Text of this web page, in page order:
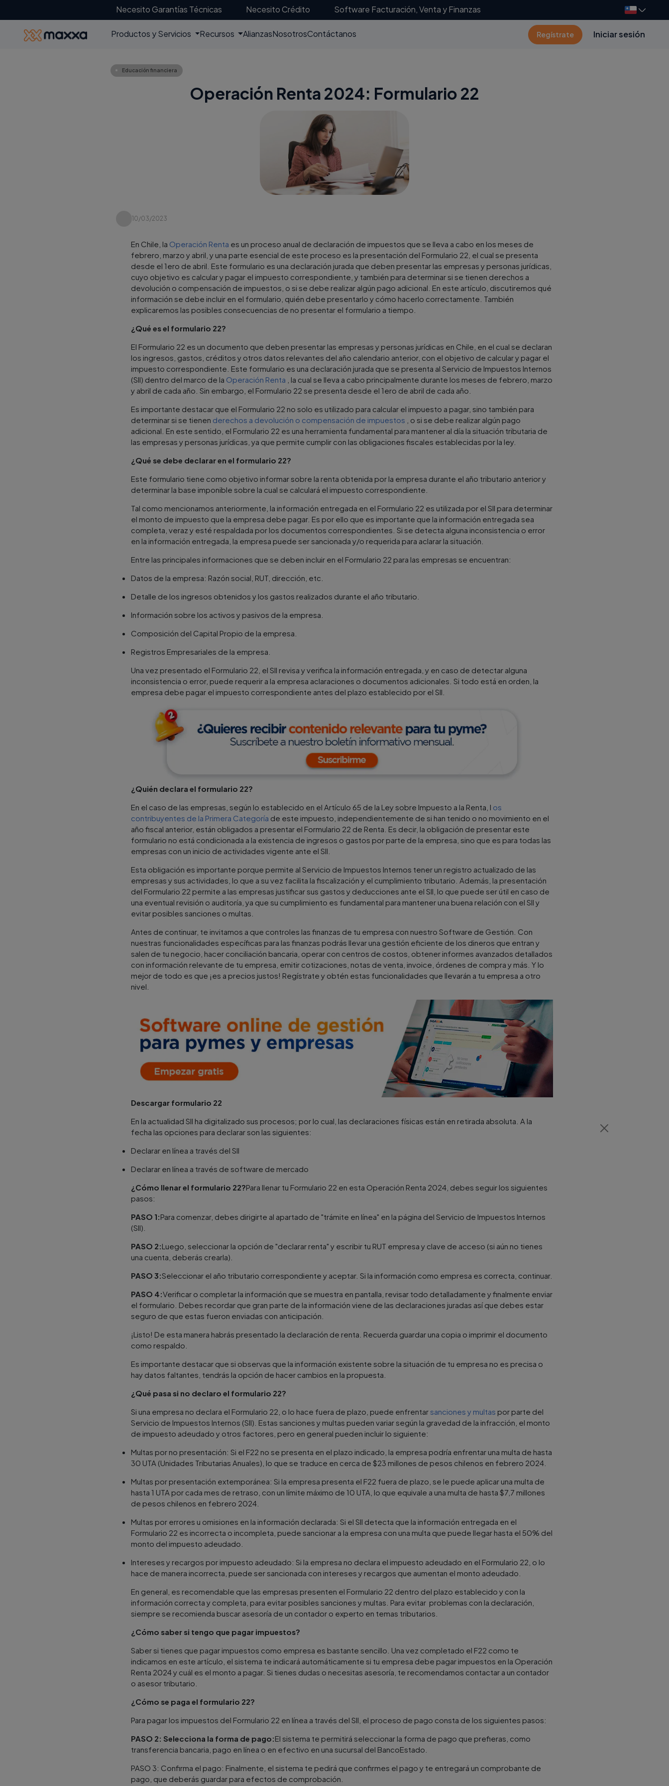
Necesito Garantías Técnicas Necesito Crédito Software Facturación, Venta y Finanzas
Productos y Servicios Recursos AlianzasNosotrosContáctanos Regístrate Iniciar sesión
Educación financiera
Operación Renta 2024: Formulario 22
10/03/2023
En Chile, la Operación Renta es un proceso anual de declaración de impuestos que se lleva a cabo en los meses de
febrero, marzo y abril, y una parte esencial de este proceso es la presentación del Formulario 22, el cual se presenta
desde el 1ero de abril. Este formulario es una declaración jurada que deben presentar las empresas y personas jurídicas,
cuyo objetivo es calcular y pagar el impuesto correspondiente, y también para determinar si se tienen derechos a
devolución o compensación de impuestos, o si se debe realizar algún pago adicional. En este artículo, discutiremos qué
información se debe incluir en el formulario, quién debe presentarlo y cómo hacerlo correctamente. También
explicaremos las posibles consecuencias de no presentar el formulario a tiempo.
¿Qué es el formulario 22?
El Formulario 22 es un documento que deben presentar las empresas y personas jurídicas en Chile, en el cual se declaran
los ingresos, gastos, créditos y otros datos relevantes del año calendario anterior, con el objetivo de calcular y pagar el
impuesto correspondiente. Este formulario es una declaración jurada que se presenta al Servicio de Impuestos Internos
(SII) dentro del marco de la Operación Renta , la cual se lleva a cabo principalmente durante los meses de febrero, marzo
y abril de cada año. Sin embargo, el Formulario 22 se presenta desde el 1ero de abril de cada año.
Es importante destacar que el Formulario 22 no solo es utilizado para calcular el impuesto a pagar, sino también para
determinar si se tienen derechos a devolución o compensación de impuestos , o si se debe realizar algún pago
adicional. En este sentido, el Formulario 22 es una herramienta fundamental para mantener al día la situación tributaria de
las empresas y personas jurídicas, ya que permite cumplir con las obligaciones fiscales establecidas por la ley.
¿Qué se debe declarar en el formulario 22?
Este formulario tiene como objetivo informar sobre la renta obtenida por la empresa durante el año tributario anterior y
determinar la base imponible sobre la cual se calculará el impuesto correspondiente.
Tal como mencionamos anteriormente, la información entregada en el Formulario 22 es utilizada por el SII para determinar
el monto de impuesto que la empresa debe pagar. Es por ello que es importante que la información entregada sea
completa, veraz y esté respaldada por los documentos correspondientes. Si se detecta alguna inconsistencia o error
en la información entregada, la empresa puede ser sancionada y/o requerida para aclarar la situación.
Entre las principales informaciones que se deben incluir en el Formulario 22 para las empresas se encuentran:
Datos de la empresa: Razón social, RUT, dirección, etc.
Detalle de los ingresos obtenidos y los gastos realizados durante el año tributario.
Información sobre los activos y pasivos de la empresa.
Composición del Capital Propio de la empresa.
Registros Empresariales de la empresa.
Una vez presentado el Formulario 22, el SII revisa y verifica la información entregada, y en caso de detectar alguna
inconsistencia o error, puede requerir a la empresa aclaraciones o documentos adicionales. Si todo está en orden, la
empresa debe pagar el impuesto correspondiente antes del plazo establecido por el SII.
¿Quién declara el formulario 22?
En el caso de las empresas, según lo establecido en el Artículo 65 de la Ley sobre Impuesto a la Renta, l os
contribuyentes de la Primera Categoría de este impuesto, independientemente de si han tenido o no movimiento en el
año fiscal anterior, están obligados a presentar el Formulario 22 de Renta. Es decir, la obligación de presentar este
formulario no está condicionada a la existencia de ingresos o gastos por parte de la empresa, sino que es para todas las
empresas con un inicio de actividades vigente ante el SII.
Esta obligación es importante porque permite al Servicio de Impuestos Internos tener un registro actualizado de las
empresas y sus actividades, lo que a su vez facilita la fiscalización y el cumplimiento tributario. Además, la presentación
del Formulario 22 permite a las empresas justificar sus gastos y deducciones ante el SII, lo que puede ser útil en caso de
una eventual revisión o auditoría, ya que su cumplimiento es fundamental para mantener una buena relación con el SII y
evitar posibles sanciones o multas.
Antes de continuar, te invitamos a que controles las finanzas de tu empresa con nuestro Software de Gestión. Con
nuestras funcionalidades específicas para las finanzas podrás llevar una gestión eficiente de los dineros que entran y
salen de tu negocio, hacer conciliación bancaria, operar con centros de costos, obtener informes avanzados detallados
con información relevante de tu empresa, emitir cotizaciones, notas de venta, invoice, órdenes de compra y más. Y lo
mejor de todo es que ¡es a precios justos! Regístrate y obtén estas funcionalidades que llevarán a tu empresa a otro
nivel.
Descargar formulario 22
En la actualidad SII ha digitalizado sus procesos; por lo cual, las declaraciones físicas están en retirada absoluta. A la
fecha las opciones para declarar son las siguientes:
Declarar en línea a través del SII
Declarar en línea a través de software de mercado
¿Cómo llenar el formulario 22?Para llenar tu Formulario 22 en esta Operación Renta 2024, debes seguir los siguientes
pasos:
PASO 1:Para comenzar, debes dirigirte al apartado de "trámite en línea" en la página del Servicio de Impuestos Internos
(SII).
PASO 2:Luego, seleccionar la opción de "declarar renta" y escribir tu RUT empresa y clave de acceso (si aún no tienes
una cuenta, deberás crearla).
PASO 3:Seleccionar el año tributario correspondiente y aceptar. Si la información como empresa es correcta, continuar.
PASO 4:Verificar o completar la información que se muestra en pantalla, revisar todo detalladamente y finalmente enviar
el formulario. Debes recordar que gran parte de la información viene de las declaraciones juradas así que debes estar
seguro de que estas fueron enviadas con anticipación.
¡Listo! De esta manera habrás presentado la declaración de renta. Recuerda guardar una copia o imprimir el documento
como respaldo.
Es importante destacar que si observas que la información existente sobre la situación de tu empresa no es precisa o
hay datos faltantes, tendrás la opción de hacer cambios en la propuesta.
¿Qué pasa si no declaro el formulario 22?
Si una empresa no declara el Formulario 22, o lo hace fuera de plazo, puede enfrentar sanciones y multas por parte del
Servicio de Impuestos Internos (SII). Estas sanciones y multas pueden variar según la gravedad de la infracción, el monto
de impuesto adeudado y otros factores, pero en general pueden incluir lo siguiente:
Multas por no presentación: Si el F22 no se presenta en el plazo indicado, la empresa podría enfrentar una multa de hasta
30 UTA (Unidades Tributarias Anuales), lo que se traduce en cerca de $23 millones de pesos chilenos en febrero 2024.
Multas por presentación extemporánea: Si la empresa presenta el F22 fuera de plazo, se le puede aplicar una multa de
hasta 1 UTA por cada mes de retraso, con un límite máximo de 10 UTA, lo que equivale a una multa de hasta $7,7 millones
de pesos chilenos en febrero 2024.
Multas por errores u omisiones en la información declarada: Si el SII detecta que la información entregada en el
Formulario 22 es incorrecta o incompleta, puede sancionar a la empresa con una multa que puede llegar hasta el 50% del
monto del impuesto adeudado.
Intereses y recargos por impuesto adeudado: Si la empresa no declara el impuesto adeudado en el Formulario 22, o lo
hace de manera incorrecta, puede ser sancionada con intereses y recargos que aumentan el monto adeudado.
En general, es recomendable que las empresas presenten el Formulario 22 dentro del plazo establecido y con la
información correcta y completa, para evitar posibles sanciones y multas. Para evitar problemas con la declaración,
siempre se recomienda buscar asesoría de un contador o experto en temas tributarios.
¿Cómo saber si tengo que pagar impuestos?
Saber si tienes que pagar impuestos como empresa es bastante sencillo. Una vez completado el F22 como te
indicamos en este artículo, el sistema te indicará automáticamente si tu empresa debe pagar impuestos en la Operación
Renta 2024 y cuál es el monto a pagar. Si tienes dudas o necesitas asesoría, te recomendamos contactar a un contador
o asesor tributario.
¿Cómo se paga el formulario 22?
Para pagar los impuestos del Formulario 22 en línea a través del SII, el proceso de pago consta de los siguientes pasos:
PASO 2: Selecciona la forma de pago:El sistema te permitirá seleccionar la forma de pago que prefieras, como
transferencia bancaria, pago en línea o en efectivo en una sucursal del BancoEstado.
PASO 3: Confirma el pago: Finalmente, el sistema te pedirá que confirmes el pago y te entregará un comprobante de
pago, que deberás guardar para efectos de comprobación.